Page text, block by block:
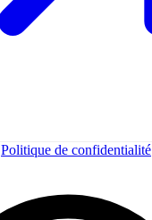
Politique de confidentialité